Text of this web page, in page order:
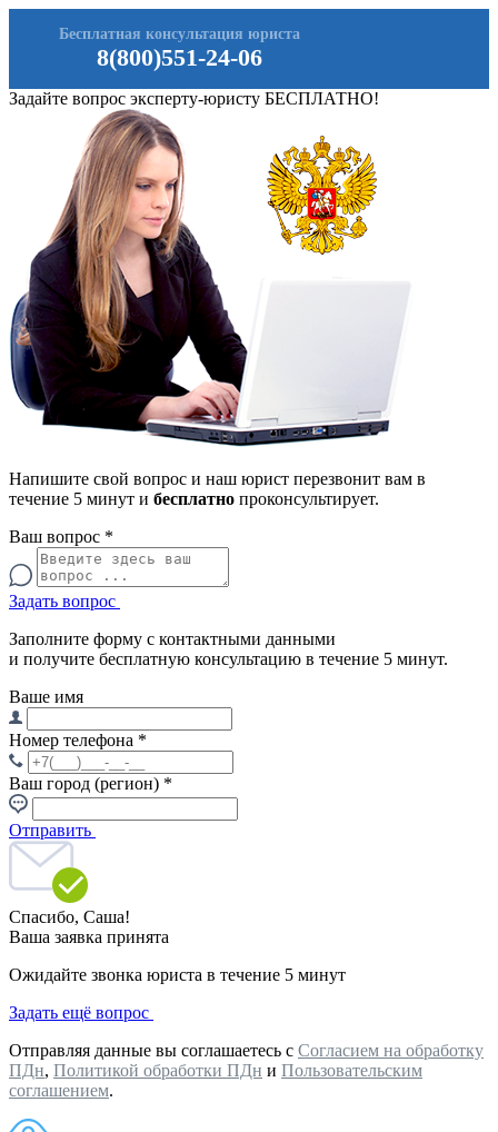
8(800)551-24-06
Бесплатная консультация юриста
Задайте вопрос эксперту-юристу БЕСПЛАТНО!
Напишите свой вопрос и наш юрист перезвонит вам в
течение 5 минут и бесплатно проконсультирует.
Ваш вопрос *
Задать вопрос
Заполните форму с контактными данными
и получите бесплатную консультацию в течение 5 минут.
Ваше имя
Номер телефона *
Ваш город (регион) *
Отправить
Спасибо, Саша!
Ваша заявка принята
Ожидайте звонка юриста в течение 5 минут
Задать ещё вопрос
Отправляя данные вы соглашаетесь с Согласием на обработку
ПДн, Политикой обработки ПДн и Пользовательским
соглашением.